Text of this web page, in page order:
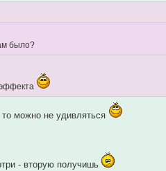
было?
можно не удивляться
- вторую получишь